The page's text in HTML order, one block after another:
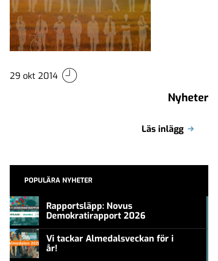
29 okt 2014
Nyheter
Läs inlägg
POPULÄRA NYHETER
Rapportsläpp: Novus
Demokratirapport 2026
Vi tackar Almedalsveckan för i
år!